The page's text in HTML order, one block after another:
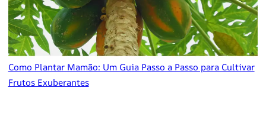
Como Plantar Mamão: Um Guia Passo a Passo para Cultivar
Frutos Exuberantes